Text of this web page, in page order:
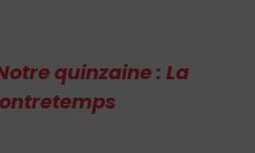
quinzaine : La